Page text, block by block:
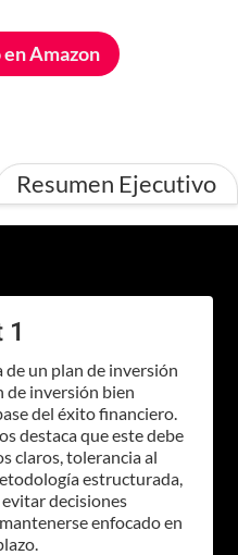
Amazon
Resumen Ejecutivo
de un plan de inversión
de inversión bien
del éxito financiero.
destaca que este debe
claros, tolerancia al
estructurada,
decisiones
enfocado en